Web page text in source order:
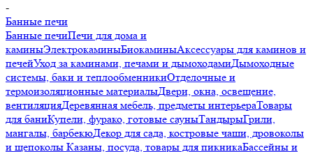
-
Банные печи
Банные печиПечи для дома и
каминыЭлектрокаминыБиокаминыАксессуары для каминов и
печейУход за каминами, печами и дымоходамиДымоходные
системы, баки и теплообменникиОтделочные и
термоизоляционные материалыДвери, окна, освещение,
вентиляцияДеревянная мебель, предметы интерьераТовары
для баниКупели, фурако, готовые сауныТандырыГрили,
мангалы, барбекюДекор для сада, костровые чаши, дровоколы
и щепоколы Казаны, посуда, товары для пикникаБассейны и